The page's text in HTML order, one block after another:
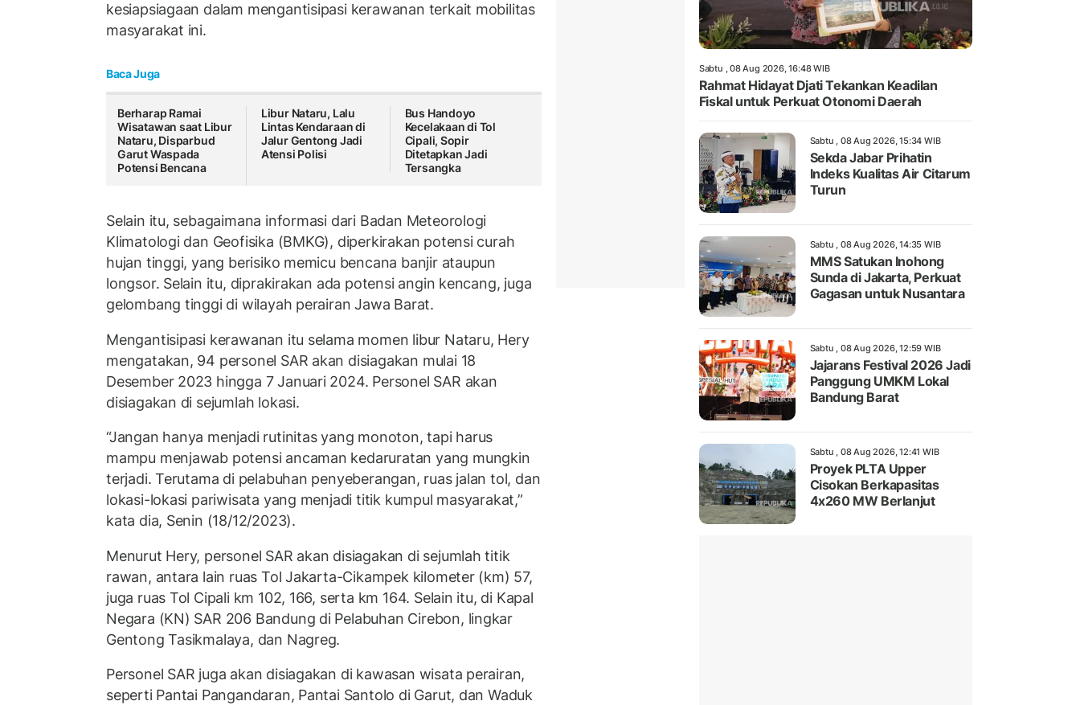
kesiapsiagaan dalam mengantisipasi kerawanan terkait mobilitas
masyarakat ini.
Baca Juga
Berharap Ramai
Wisatawan saat Libur
Nataru, Disparbud
Garut Waspada
Potensi Bencana
Libur Nataru, Lalu
Lintas Kendaraan di
Jalur Gentong Jadi
Atensi Polisi
Bus Handoyo
Kecelakaan di Tol
Cipali, Sopir
Ditetapkan Jadi
Tersangka
Selain itu, sebagaimana informasi dari Badan Meteorologi
Klimatologi dan Geofisika (BMKG), diperkirakan potensi curah
hujan tinggi, yang berisiko memicu bencana banjir ataupun
longsor. Selain itu, diprakirakan ada potensi angin kencang, juga
gelombang tinggi di wilayah perairan Jawa Barat.
Mengantisipasi kerawanan itu selama momen libur Nataru, Hery
mengatakan, 94 personel SAR akan disiagakan mulai 18
Desember 2023 hingga 7 Januari 2024. Personel SAR akan
disiagakan di sejumlah lokasi.
“Jangan hanya menjadi rutinitas yang monoton, tapi harus
mampu menjawab potensi ancaman kedaruratan yang mungkin
terjadi. Terutama di pelabuhan penyeberangan, ruas jalan tol, dan
lokasi-lokasi pariwisata yang menjadi titik kumpul masyarakat,”
kata dia, Senin (18/12/2023).
Menurut Hery, personel SAR akan disiagakan di sejumlah titik
rawan, antara lain ruas Tol Jakarta-Cikampek kilometer (km) 57,
juga ruas Tol Cipali km 102, 166, serta km 164. Selain itu, di Kapal
Negara (KN) SAR 206 Bandung di Pelabuhan Cirebon, lingkar
Gentong Tasikmalaya, dan Nagreg.
Personel SAR juga akan disiagakan di kawasan wisata perairan,
seperti Pantai Pangandaran, Pantai Santolo di Garut, dan Waduk
Sabtu , 08 Aug 2026, 16:48 WIB
Rahmat Hidayat Djati Tekankan Keadilan
Fiskal untuk Perkuat Otonomi Daerah
Sabtu , 08 Aug 2026, 15:34 WIB
Sekda Jabar Prihatin
Indeks Kualitas Air Citarum
Turun
Sabtu , 08 Aug 2026, 14:35 WIB
MMS Satukan Inohong
Sunda di Jakarta, Perkuat
Gagasan untuk Nusantara
Sabtu , 08 Aug 2026, 12:59 WIB
Jajarans Festival 2026 Jadi
Panggung UMKM Lokal
Bandung Barat
Sabtu , 08 Aug 2026, 12:41 WIB
Proyek PLTA Upper
Cisokan Berkapasitas
4x260 MW Berlanjut